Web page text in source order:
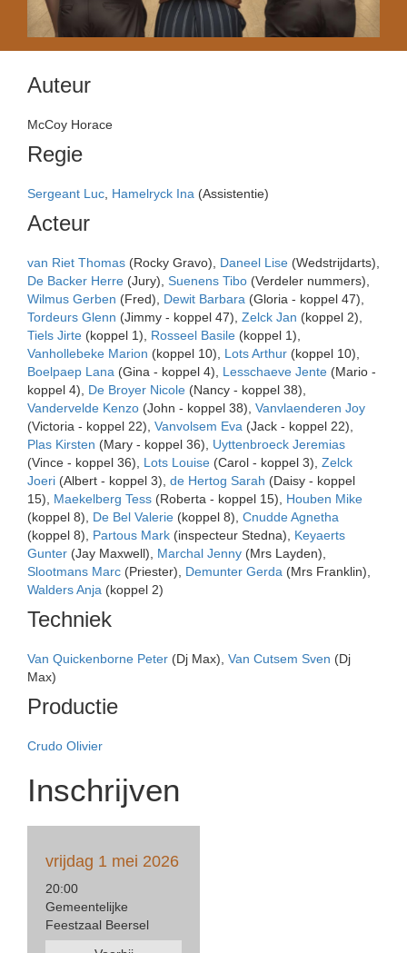
Auteur
McCoy Horace
Regie
Sergeant Luc Hamelryck Ina (Assistentie)
Acteur
van Riet Thomas (Rocky Gravo), Daneel Lise (Wedstrijdarts),
De Backer Herre (Jury), Suenens Tibo (Verdeler nummers),
Wilmus Gerben (Fred), Dewit Barbara (Gloria - koppel 47),
Tordeurs Glenn (Jimmy - koppel 47), Zelck Jan (koppel 2),
Tiels Jirte (koppel 1), Rosseel Basile (koppel 1),
Vanhollebeke Marion (koppel 10), Lots Arthur (koppel 10),
Boelpaep Lana (Gina - koppel 4), Lesschaeve Jente (Mario -
koppel 4), De Broyer Nicole (Nancy - koppel 38),
Vandervelde Kenzo (John - koppel 38), Vanvlaenderen Joy
(Victoria - koppel 22), Vanvolsem Eva (Jack - koppel 22),
Plas Kirsten (Mary - koppel 36), Uyttenbroeck Jeremias
(Vince - koppel 36), Lots Louise (Carol - koppel 3), Zelck
Joeri (Albert - koppel 3), de Hertog Sarah (Daisy - koppel
15), Maekelberg Tess (Roberta - koppel 15), Houben Mike
(koppel 8), De Bel Valerie (koppel 8), Cnudde Agnetha
(koppel 8), Partous Mark (inspecteur Stedna), Keyaerts
Gunter (Jay Maxwell), Marchal Jenny (Mrs Layden),
Slootmans Marc (Priester), Demunter Gerda (Mrs Franklin),
Walders Anja (koppel 2)
Techniek
Van Quickenborne Peter (Dj Max), Van Cutsem Sven (Dj
Max)
Productie
Crudo Olivier
Inschrijven
vrijdag 1 mei 2026
20:00
Gemeentelijke
Feestzaal Beersel